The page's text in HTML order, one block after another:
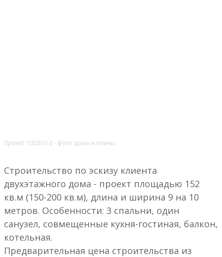
Проект 102810-3 - фото дома и планы
Строительство по эскизу клиента
двухэтажного дома - проект площадью 152
кв.м (150-200 кв.м), длина и ширина 9 на 10
метров. Особенности: 3 спальни, один
санузел, совмещенные кухня-гостиная, балкон,
котельная.
Предварительная цена строительства из